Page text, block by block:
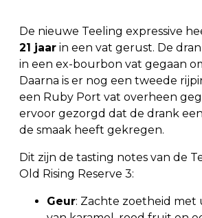
De nieuwe Teeling expressive
21 jaar in een vat gerust. De
in een ex-bourbon vat gegaan
Daarna is er nog een tweede
een Ruby Port vat overheen
ervoor gezorgd dat de drank
de smaak heeft gekregen.
Dit zijn de tasting notes van de
Old Rising Reserve 3:
Geur: Zachte zoetheid met